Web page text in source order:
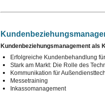
Kundenbeziehungsmanagement als
Erfolgreiche Kundenbehandlung
Stark am Markt: Die Rolle des
Kommunikation für
Messetraining
Inkassomanagement